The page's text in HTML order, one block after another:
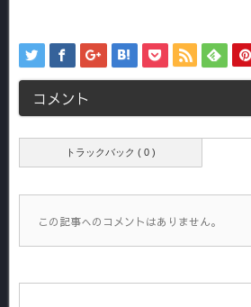
コメント
トラックバック ( 0 )
この記事へのコメントはありません。